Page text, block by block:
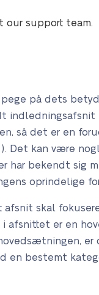
our support team.
på dets
indledningsafsnit
så det er en
Det kan være
har bekendt sig
oprindelige
skal
afsnittet er en
en bestemt